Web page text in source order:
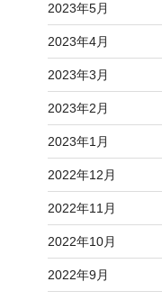
2023年5月
2023年4月
2023年3月
2023年2月
2023年1月
2022年12月
2022年11月
2022年10月
2022年9月